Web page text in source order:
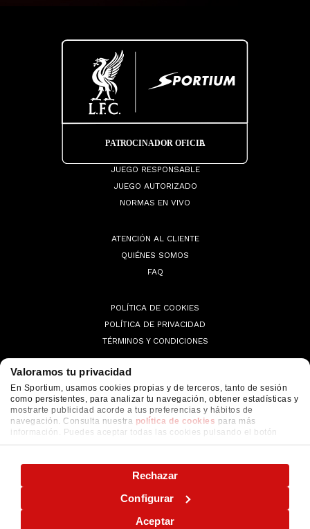
Valoramos tu privacidad
En Sportium, usamos cookies propias y de terceros, tanto de sesión
como persistentes, para analizar tu navegación, obtener estadísticas y
mostrarte publicidad acorde a tus preferencias y hábitos de
navegación. Consulta nuestra política de cookies para más
información. Puedes aceptar todas las cookies pulsando el botón
"ACEPTAR" o configurarlas o rechazar su uso pulsando el botón
Aceptar
Configurar
Rechazar
JUEGO RESPONSABLE
JUEGO AUTORIZADO
NORMAS EN VIVO
ATENCIÓN AL CLIENTE
QUIÉNES SOMOS
FAQ
POLÍTICA DE COOKIES
POLÍTICA DE PRIVACIDAD
TÉRMINOS Y CONDICIONES
© 2026 Sportium. All Rights Reserved.